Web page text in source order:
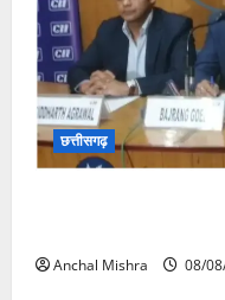
छत्तीसगढ़
Anchal Mishra 08/